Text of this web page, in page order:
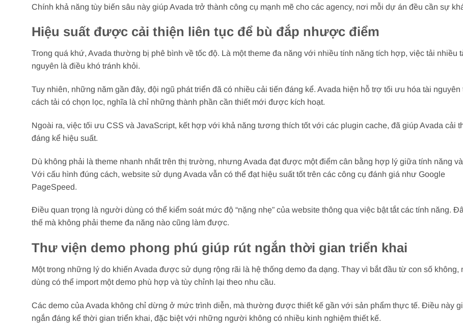
Chính khả năng tùy biến sâu này giúp Avada trở thành công cụ mạnh mẽ cho các agency, nơi mỗi dự án đều cần sự
Hiệu suất được cải thiện liên tục để bù đắp nhược điểm
Trong quá khứ, Avada thường bị phê bình về tốc độ. Là một theme đa năng với nhiều tính năng tích hợp, việc tải nhiều
nguyên là điều khó tránh khỏi.
Tuy nhiên, những năm gần đây, đội ngũ phát triển đã có nhiều cải tiến đáng kể. Avada hiện hỗ trợ tối ưu hóa tài nguyên
cách tải có chọn lọc, nghĩa là chỉ những thành phần cần thiết mới được kích hoạt.
Ngoài ra, việc tối ưu CSS và JavaScript, kết hợp với khả năng tương thích tốt với các plugin cache, đã giúp Avada cải
đáng kể hiệu suất.
Dù không phải là theme nhanh nhất trên thị trường, nhưng Avada đạt được một điểm cân bằng hợp lý giữa tính năng
Với cấu hình đúng cách, website sử dụng Avada vẫn có thể đạt hiệu suất tốt trên các công cụ đánh giá như Google
PageSpeed.
Điều quan trọng là người dùng có thể kiểm soát mức độ “nặng nhẹ” của website thông qua việc bật tắt các tính năng.
thế mà không phải theme đa năng nào cũng làm được.
Thư viện demo phong phú giúp rút ngắn thời gian triển khai
Một trong những lý do khiến Avada được sử dụng rộng rãi là hệ thống demo đa dạng. Thay vì bắt đầu từ con số không,
dùng có thể import một demo phù hợp và tùy chỉnh lại theo nhu cầu.
Các demo của Avada không chỉ dừng ở mức trình diễn, mà thường được thiết kế gần với sản phẩm thực tế. Điều này
ngắn đáng kể thời gian triển khai, đặc biệt với những người không có nhiều kinh nghiệm thiết kế.